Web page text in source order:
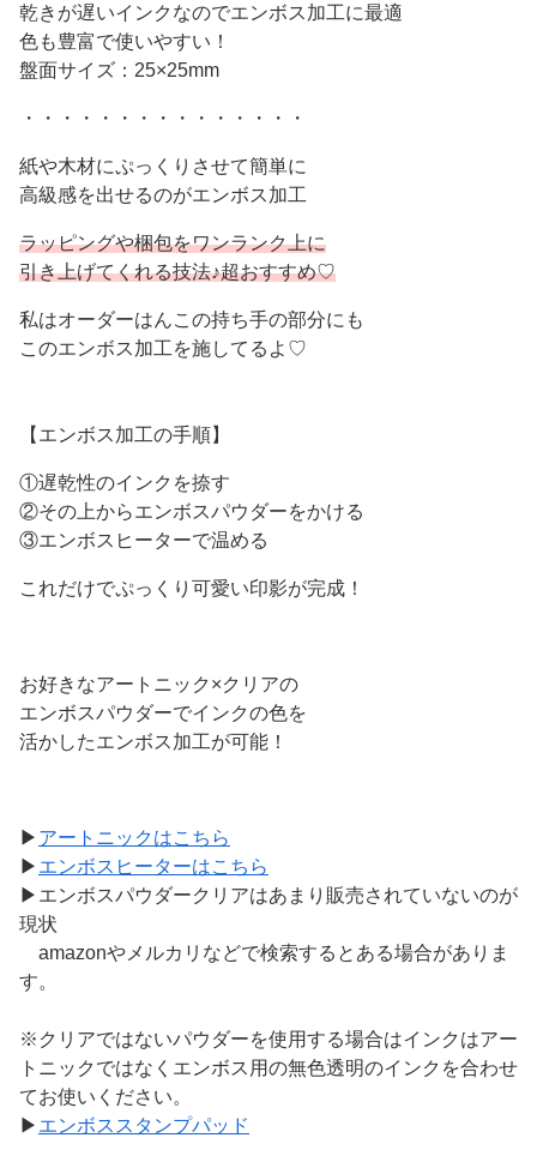
乾きが遅いインクなのでエンボス加工に最適
色も豊富で使いやすい！
盤面サイズ：25×25mm
・・・・・・・・・・・・・・・
紙や木材にぷっくりさせて簡単に
高級感を出せるのがエンボス加工
ラッピングや梱包をワンランク上に
引き上げてくれる技法♪超おすすめ♡
私はオーダーはんこの持ち手の部分にも
このエンボス加工を施してるよ♡
【エンボス加工の手順】
①遅乾性のインクを捺す
②その上からエンボスパウダーをかける
③エンボスヒーターで温める
これだけでぷっくり可愛い印影が完成！
お好きなアートニック×クリアの
エンボスパウダーでインクの色を
活かしたエンボス加工が可能！
▶ アートニックはこちら
▶ エンボスヒーターはこちら
▶エンボスパウダークリアはあまり販売されていないのが
現状
amazonやメルカリなどで検索するとある場合がありま
す。
※クリアではないパウダーを使用する場合はインクはアー
トニックではなくエンボス用の無色透明のインクを合わせ
てお使いください。
▶ エンボススタンプパッド